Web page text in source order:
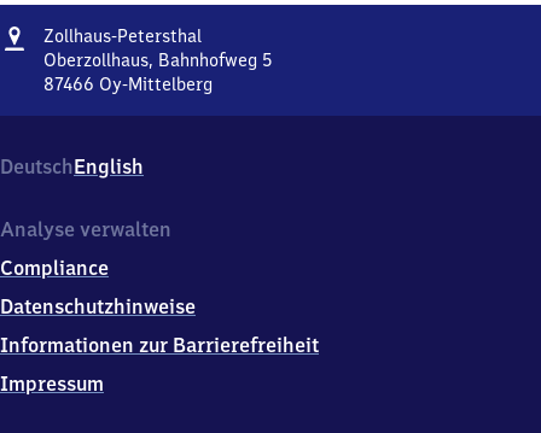
Adresse
Zollhaus-Petersthal
Petersthal
Oberzollhaus, Bahnhofweg 5
87466 Oy-Mittelberg
Oberzollhaus,
Bahnhofweg
8
4
6
Oy-
Mittelberg
DeutschEnglish
Analyse verwalten
Compliance
Datenschutzhinweise
Informationen zur Barrierefreiheit
Impressum